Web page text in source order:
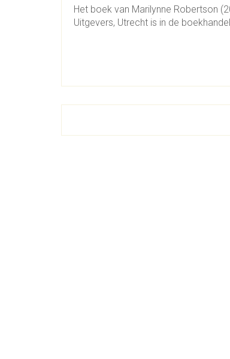
Het boek van Marilynne Robertson
Uitgevers, Utrecht is in de